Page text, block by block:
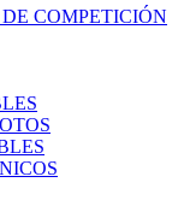
COMPETICIÓN